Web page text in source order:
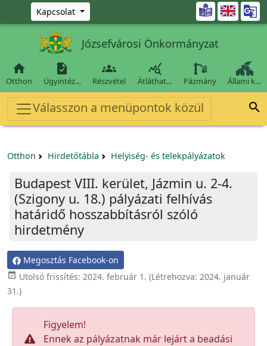
Ugrás a fő tartalomra
Kapcsolat 
Józsefvárosi Önkormányzat

Otthon

Ügyintéz…

Részvétel

Átláthat… Pázmány Állami k…
Válasszon a menüpontok közül 
Otthon Hirdetőtábla Helyiség- és telekpályázatok
Budapest VIII. kerület, Jázmin u. 2-4.
(Szigony u. 18.) pályázati felhívás
határidő hosszabbításról szóló
hirdetmény
Megosztás Facebook-on
 Utolsó frissítés: 2024. február 1. (Létrehozva: 2024. január
31.)
Figyelem!
Ennek az pályázatnak már lejárt a beadási